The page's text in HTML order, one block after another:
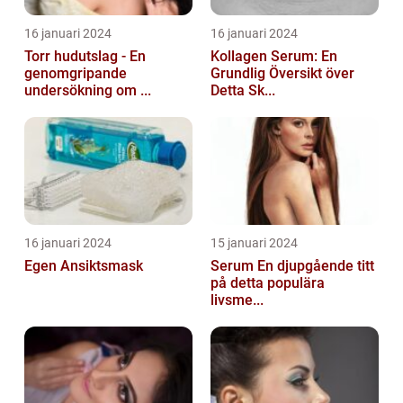
16 januari 2024
Torr hudutslag - En
genomgripande
undersökning om ...
16 januari 2024
Kollagen Serum: En
Grundlig Översikt över
Detta Sk...
16 januari 2024
Egen Ansiktsmask
15 januari 2024
Serum En djupgående titt
på detta populära
livsme...